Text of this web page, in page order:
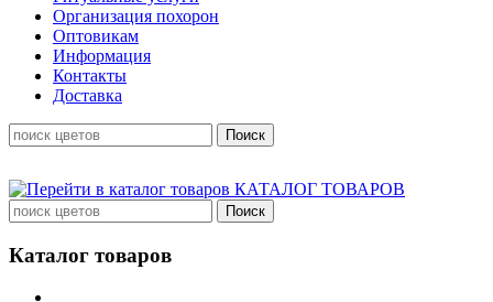
Организация похорон
Оптовикам
Информация
Контакты
Доставка
КАТАЛОГ ТОВАРОВ
Каталог товаров